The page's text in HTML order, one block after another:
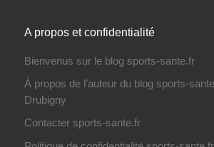
A propos et confidentialité
Bienvenus sur le blog sports-sante.fr
À propos de l’auteur du blog sports-
Drubigny
Contacter sports-sante.fr